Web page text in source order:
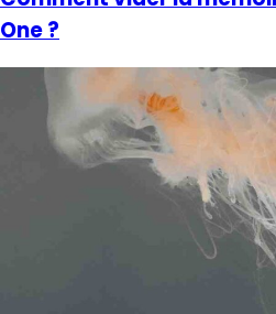
One ?